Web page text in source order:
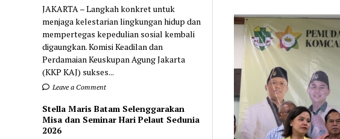
JAKARTA – Langkah konkret untuk
menjaga kelestarian lingkungan hidup dan
mempertegas kepedulian sosial kembali
digaungkan. Komisi Keadilan dan
Perdamaian Keuskupan Agung Jakarta
(KKP KAJ) sukses...
Leave a Comment
Stella Maris Batam Selenggarakan
Misa dan Seminar Hari Pelaut Sedunia
2026